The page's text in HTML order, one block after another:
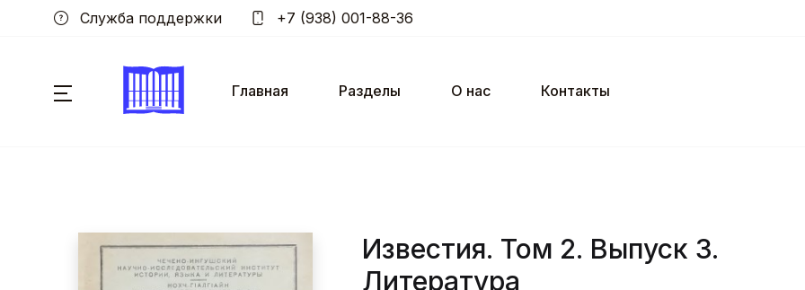
Служба поддержки +7 (938) 001-88-36
Главная Разделы О нас
Контакты
Известия. Том 2. Выпуск 3.
Литература